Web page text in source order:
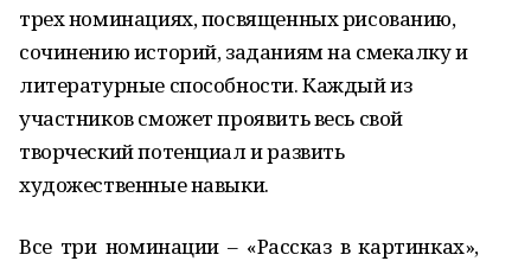
трех номинациях, посвященных рисованию,
сочинению историй, заданиям на смекалку и
литературные способности. Каждый из
участников сможет проявить весь свой
творческий потенциал и развить
художественные навыки.
Все три номинации – «Рассказ в картинках»,